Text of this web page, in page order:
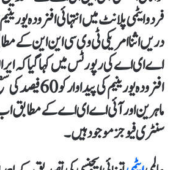
فردو ایٹمی پلانٹ میں انتہائی افزودہ
دریں اثنا امریکی ٹی وی سی این این کے
اے ای اے کی رپورٹس میں کہا گیا کہ
افزودہ یورینیم
سنٹری فیوجز موجود ہیں۔